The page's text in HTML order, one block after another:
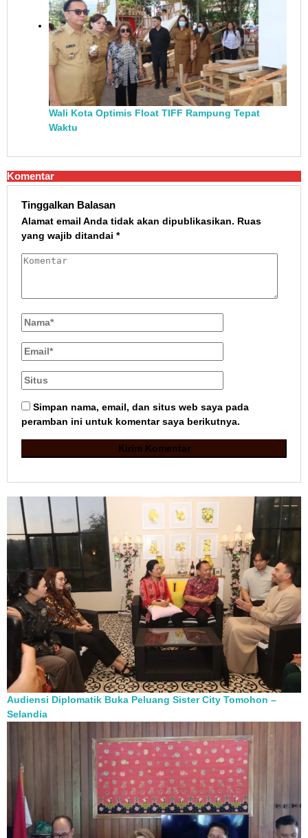
Wali Kota Optimis Float TIFF Rampung Tepat
Waktu
Komentar
Tinggalkan Balasan
Alamat email Anda tidak akan dipublikasikan. Ruas
yang wajib ditandai *
Simpan nama, email, dan situs web saya pada
peramban ini untuk komentar saya berikutnya.
Audiensi Diplomatik Buka Peluang Sister City Tomohon –
Selandia